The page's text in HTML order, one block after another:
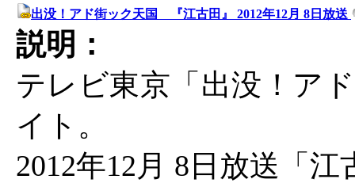
出没！アド街ック天国 『江古田』 2012年12月 8日放送
説明：
テレビ東京「出没！ア
イト。
2012年12月 8日放送「